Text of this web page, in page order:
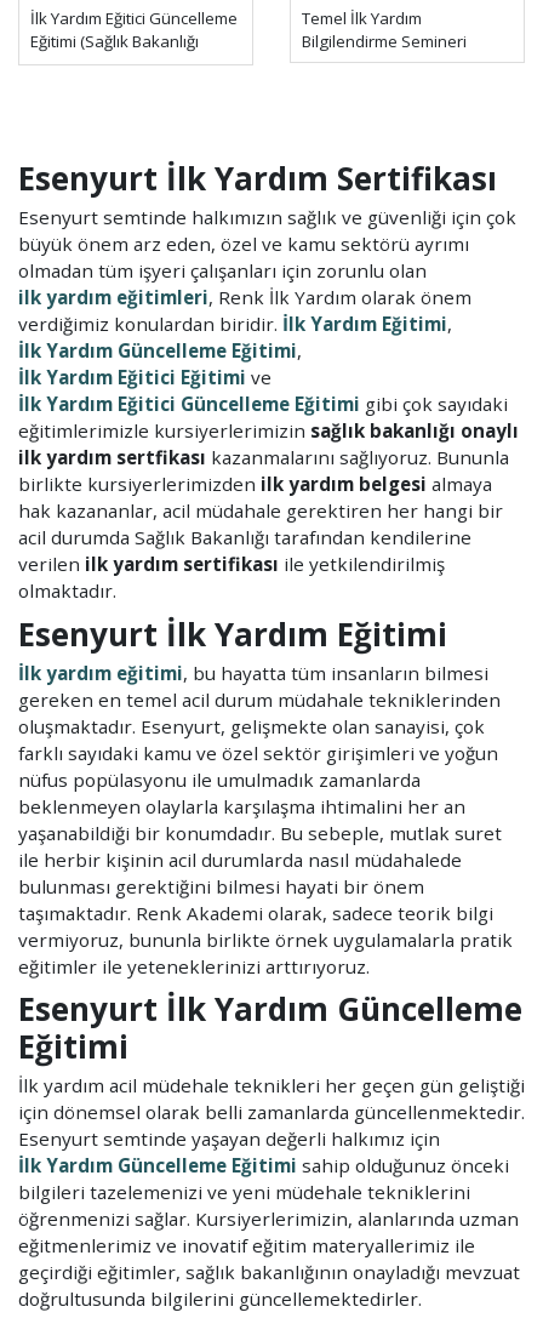
İlk Yardım Eğitici Güncelleme
Eğitimi (Sağlık Bakanlığı
Onaylı)
Temel İlk Yardım
Bilgilendirme Semineri
Esenyurt İlk Yardım Sertifikası
Esenyurt semtinde halkımızın sağlık ve güvenliği için çok
büyük önem arz eden, özel ve kamu sektörü ayrımı
olmadan tüm işyeri çalışanları için zorunlu olan
ilk yardım eğitimleri, Renk İlk Yardım olarak önem
verdiğimiz konulardan biridir. İlk Yardım Eğitimi,
İlk Yardım Güncelleme Eğitimi,
İlk Yardım Eğitici Eğitimi ve
İlk Yardım Eğitici Güncelleme Eğitimi gibi çok sayıdaki
eğitimlerimizle kursiyerlerimizin sağlık bakanlığı onaylı
ilk yardım sertfikası kazanmalarını sağlıyoruz. Bununla
birlikte kursiyerlerimizden ilk yardım belgesi almaya
hak kazananlar, acil müdahale gerektiren her hangi bir
acil durumda Sağlık Bakanlığı tarafından kendilerine
verilen ilk yardım sertifikası ile yetkilendirilmiş
olmaktadır.
Esenyurt İlk Yardım Eğitimi
İlk yardım eğitimi, bu hayatta tüm insanların bilmesi
gereken en temel acil durum müdahale tekniklerinden
oluşmaktadır. Esenyurt, gelişmekte olan sanayisi, çok
farklı sayıdaki kamu ve özel sektör girişimleri ve yoğun
nüfus popülasyonu ile umulmadık zamanlarda
beklenmeyen olaylarla karşılaşma ihtimalini her an
yaşanabildiği bir konumdadır. Bu sebeple, mutlak suret
ile herbir kişinin acil durumlarda nasıl müdahalede
bulunması gerektiğini bilmesi hayati bir önem
taşımaktadır. Renk Akademi olarak, sadece teorik bilgi
vermiyoruz, bununla birlikte örnek uygulamalarla pratik
eğitimler ile yeteneklerinizi arttırıyoruz.
Esenyurt İlk Yardım Güncelleme
Eğitimi
İlk yardım acil müdehale teknikleri her geçen gün geliştiği
için dönemsel olarak belli zamanlarda güncellenmektedir.
Esenyurt semtinde yaşayan değerli halkımız için
İlk Yardım Güncelleme Eğitimi sahip olduğunuz önceki
bilgileri tazelemenizi ve yeni müdehale tekniklerini
öğrenmenizi sağlar. Kursiyerlerimizin, alanlarında uzman
eğitmenlerimiz ve inovatif eğitim materyallerimiz ile
geçirdiği eğitimler, sağlık bakanlığının onayladığı mevzuat
doğrultusunda bilgilerini güncellemektedirler.